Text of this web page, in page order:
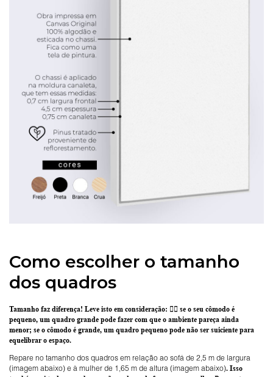
Como escolher o tamanho
dos quadros
Tamanho faz diferença! Leve isto em consideração: 👉🏽 se o seu cômodo é
pequeno, um quadro grande pode fazer com que o ambiente pareça ainda
menor; se o cômodo é grande, um quadro pequeno pode não ser suiciente para
equelibrar o espaço.
Repare no tamanho dos quadros em relação ao sofá de 2,5 m de largura
(imagem abaixo) e à mulher de 1,65 m de altura (imagem abaixo). Isso